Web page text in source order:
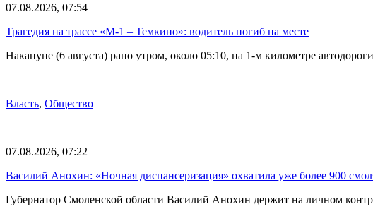
07.08.2026, 07:54
Трагедия на трассе «М-1 – Темкино»: водитель погиб на месте
Накануне (6 августа) рано утром, около 05:10, на 1-м километре
Власть, Общество
07.08.2026, 07:22
Василий Анохин: «Ночная диспансеризация» охватила уже более 900
Губернатор Смоленской области Василий Анохин держит на личном